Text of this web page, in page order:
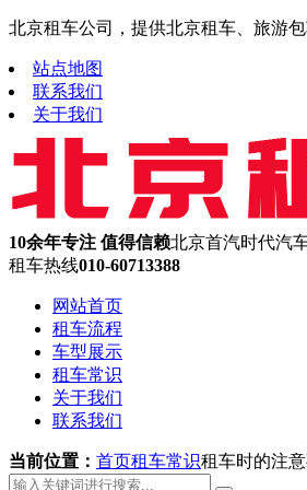
北京租车公司，提供北京租车、旅游
站点地图
联系我们
关于我们
10余年专注 值得信赖北京首汽时代汽
租车热线010-60713388
网站首页
租车流程
车型展示
租车常识
关于我们
联系我们
当前位置： 首页租车常识租车时的注